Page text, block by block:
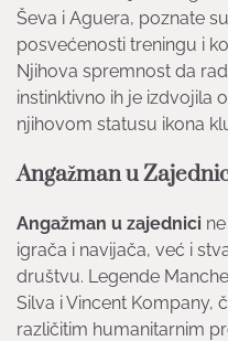
Ševa i Aguera, poznate
posvećenosti treningu i
Njihova spremnost da
instinktivno ih je izdvojila
njihovom statusu ikona
Angažman u
Angažman u zajednici
igrača i navijača, već i
društvu. Legende
Silva i Vincent Kompany,
različitim humanitarnim